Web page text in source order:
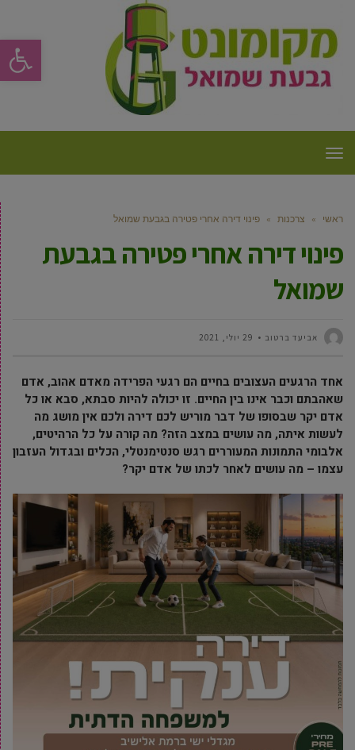
פתח
תפריט
ראשי » צרכנות » פינוי דירה אחרי פטירה בגבעת שמואל
פינוי דירה אחרי פטירה בגבעת
שמואל
אביעד ברטוב 29 יולי, 2021
אחד הרגעים העצובים בחיים הם רגעי הפרידה מאדם אהוב, אדם
שאהבתם וכבר אינו בין החיים. זו יכולה להיות סבתא, סבא או כל
אדם יקר שבסופו של דבר מוריש לכם דירה ולכם אין מושג מה
לעשות איתה, מה עושים במצב הזה? מה קורה על כל הרהיטים,
אלבומי התמונות המעוררים רגש סנטימנטלי, הכלים ובגדול העזבון
עצמו – מה עושים לאחר לכתו של אדם יקר?